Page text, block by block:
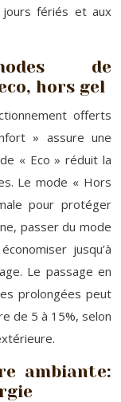
jours fériés et aux
de
hors gel
offerts
» assure une
« Eco » réduit la
Le mode « Hors
pour protéger
passer du mode
jusqu’à
Le passage en
prolongées peut
de 5 à 15%, selon
ambiante: